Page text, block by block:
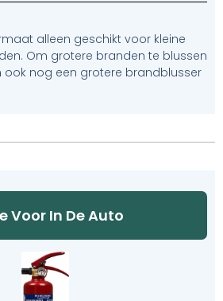
alleen geschikt voor kleine
Om grotere branden te blussen
nog een grotere brandblusser
Voor In De Auto